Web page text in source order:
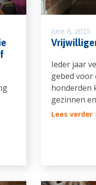
June 6, 2025
Ieder jaar
gebed voor
honderden
gezinnen
Lees verder